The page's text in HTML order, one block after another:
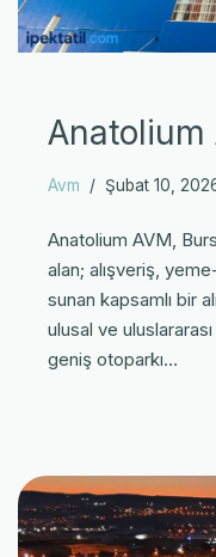
Anatolium
Avm Şubat 10,
Anatolium AVM,
alan; alışveriş,
sunan kapsamlı bir
ulusal ve
geniş otoparkı…